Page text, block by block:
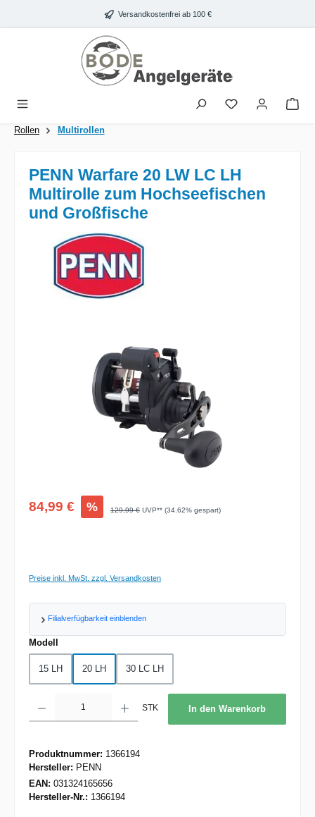
Zum Hauptinhalt springen Versandkostenfrei ab 100 €
Rollen Multirollen
PENN Warfare 20 LW LC LH
Multirolle zum Hochseefischen
und Großfische
Verkaufspreis:
84,99 € % Regulärer Preis:
129,99 € UVP** (34.62% gespart)
Preise inkl. MwSt. zzgl. Versandkosten
Filialverfügbarkeit einblenden
Modell
15 LH 20 LH 30 LC LH
STK In den Warenkorb
Produktnummer: 1366194
Hersteller: PENN
EAN: 031324165656
Hersteller-Nr.: 1366194